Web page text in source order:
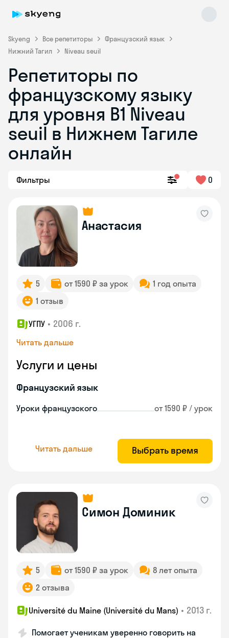
Skyeng Все репетиторы
Французский язык
Нижний Тагил
Niveau seuil
Репетиторы по
французскому языку
для уровня B1 Niveau
seuil в Нижнем Тагиле
онлайн
Фильтры 0
Анастасия
5 от 1590 ₽ за урок
1 год опыта
1 отзыв
УГПУ • 2006 г.
Читать дальше
Услуги и цены
Французский язык
Уроки французского от 1590 ₽ / урок
Читать дальше Выбрать время
Симон Доминик
5 от 1590 ₽ за урок
8 лет опыта
2 отзыва
Université du Maine (Université du Mans) • 2013 г.
Помогает ученикам уверенно говорить на
Skyeng Chat